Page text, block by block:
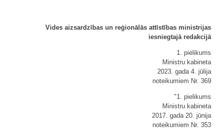
Vides aizsardzības un reģionālās attīstības ministrijas
iesniegtajā redakcijā
1. pielikums
Ministru kabineta
2023. gada 4. jūlija
noteikumiem Nr. 369
"1. pielikums
Ministru kabineta
2017. gada 20. jūnija
noteikumiem Nr. 353